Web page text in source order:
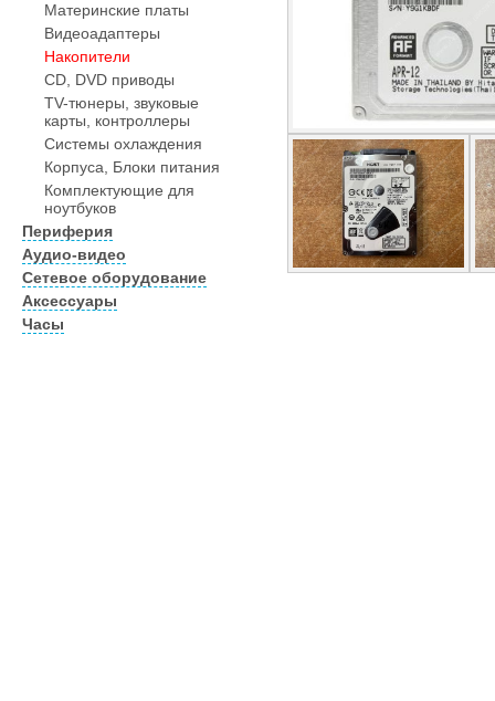
Материнские платы
Видеоадаптеры
Накопители
CD, DVD приводы
TV-тюнеры, звуковые
карты, контроллеры
Системы охлаждения
Корпуса, Блоки питания
Комплектующие для
ноутбуков
Периферия
Аудио-видео
Сетевое оборудование
Аксессуары
Часы